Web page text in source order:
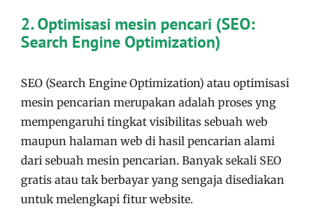
2. Optimisasi mesin pencari (SEO:
Search Engine Optimization)
SEO (Search Engine Optimization) atau optimisasi
mesin pencarian merupakan adalah proses yng
mempengaruhi tingkat visibilitas sebuah web
maupun halaman web di hasil pencarian alami
dari sebuah mesin pencarian. Banyak sekali SEO
gratis atau tak berbayar yang sengaja disediakan
untuk melengkapi fitur website.